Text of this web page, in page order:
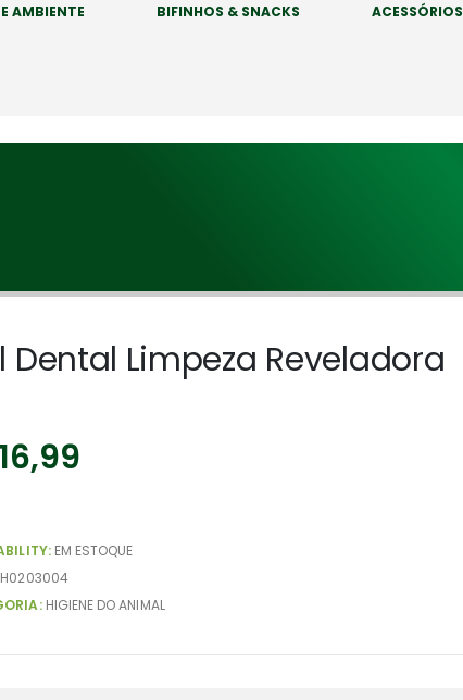
AMBIENTE BIFINHOS & SNACKS ACESSÓRIOS
Dental Limpeza Reveladora
16,99
EM ESTOQUE
HIGIENE DO ANIMAL